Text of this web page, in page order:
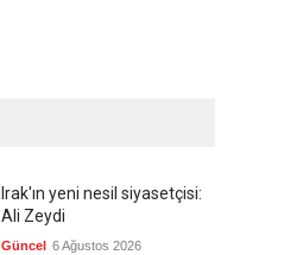
Irak'ın yeni nesil siyasetçisi:
Ali Zeydi
Güncel 6 Ağustos 2026